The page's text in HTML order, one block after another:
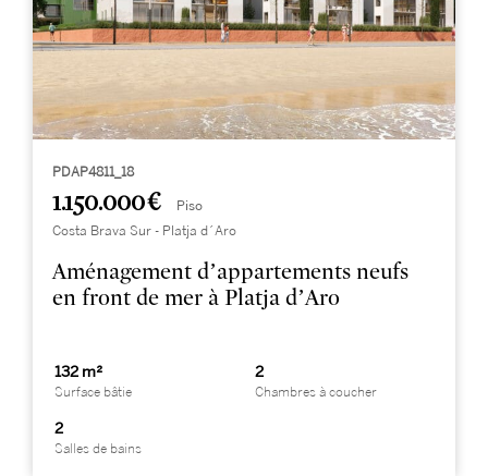
PDAP4811_18
1.150.000 € Piso
Costa Brava Sur - Platja d´Aro
Aménagement d’appartements neufs
en front de mer à Platja d’Aro
132 m²
Surface bâtie
2
Chambres à coucher
2
Salles de bains